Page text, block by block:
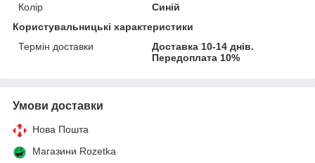
Колір
Синій
Користувальницькі характеристики
Термін доставки
Доставка 10-14 днів.
Передоплата 10%
Умови доставки
Нова Пошта
Магазини Rozetka